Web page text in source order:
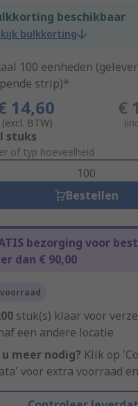
beschikbaar
bulkkorting
100 eenheden
strip)*
14,60
(excl. BTW)
€
stuks
of typ hoeveelheid
Bestellen
bezorging voor
dan € 90,00
stuk(s) klaar voor
een andere locatie
meer nodig? Klik op
voor extra voorraad